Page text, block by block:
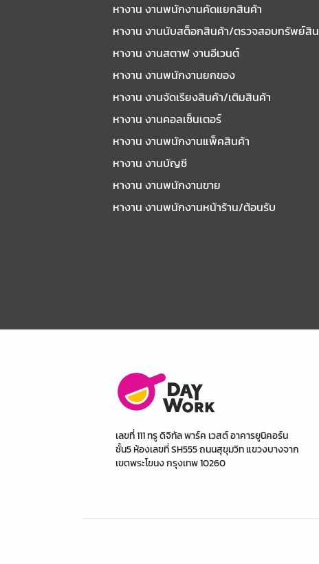
หางาน งานพนักงานคัดแยกสินค้า
หางาน งานนับสต็อกสินค้า/ตรวจสอบทรัพย์สิน
หางาน งานสตาฟ งานอีเวนต์
หางาน งานพนักงานยกของ
หางาน งานจัดเรียงสินค้า/เติมสินค้า
หางาน งานคอลเซ็นเตอร์
หางาน งานพนักงานแพ็คสินค้า
หางาน งานบัญชี
หางาน งานพนักงานขาย
หางาน งานพนักงานหน้าร้าน/ต้อนรับ
เลขที่ 111 ทรู ดิจิทัล พาร์ค เวสต์ อาคารยูนิคอร์น
ชั้น5 ห้องเลขที่ SH555 ถนนสุขุมวิท แขวงบางจาก
เขตพระโขนง กรุงเทพ 10260